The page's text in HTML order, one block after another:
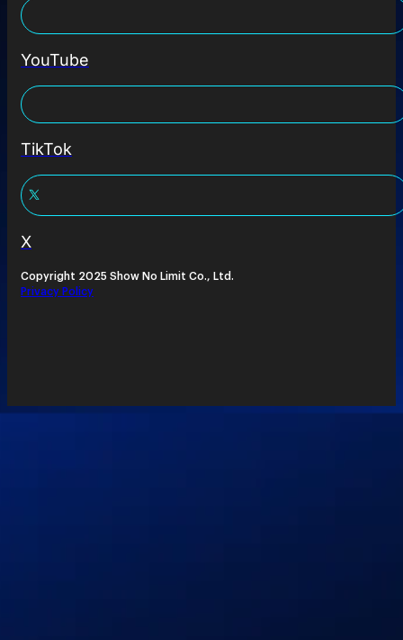
YouTube
TikTok
X
Copyright 2025 Show No Limit Co., Ltd.
Privacy Policy